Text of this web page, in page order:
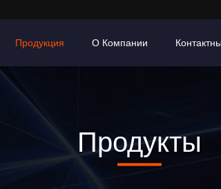
Продукция О Компании
Продукты